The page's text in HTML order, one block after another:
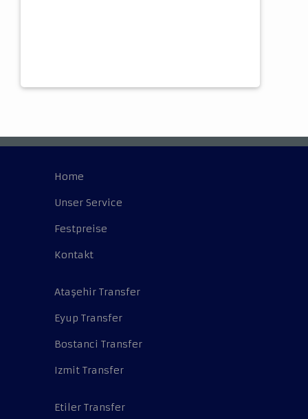
Home
Unser Service
Festpreise
Kontakt
Ataşehir Transfer
Eyup Transfer
Bostanci Transfer
Izmit Transfer
Etiler Transfer